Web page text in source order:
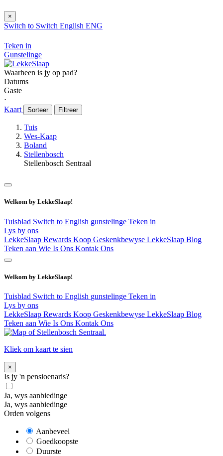
×
Switch to Switch English ENG
Teken in
Gunstelinge
Waarheen is jy op pad?
Datums
Gaste
⋅
Kaart
Sorteer Filtreer
Tuis
Wes-Kaap
Boland
Stellenbosch
Stellenbosch Sentraal
Welkom by LekkeSlaap!
Tuisblad Switch to English gunstelinge Teken in
Lys by ons
LekkeSlaap Rewards Koop Geskenkbewyse LekkeSlaap Blog
Teken aan Wie Is Ons Kontak Ons
Welkom by LekkeSlaap!
Tuisblad Switch to English gunstelinge Teken in
Lys by ons
LekkeSlaap Rewards Koop Geskenkbewyse LekkeSlaap Blog
Teken aan Wie Is Ons Kontak Ons
Kliek om kaart te sien
×
Is jy 'n pensioenaris?
Ja, wys aanbiedinge
Ja, wys aanbiedinge
Orden volgens
Aanbeveel
Goedkoopste
Duurste